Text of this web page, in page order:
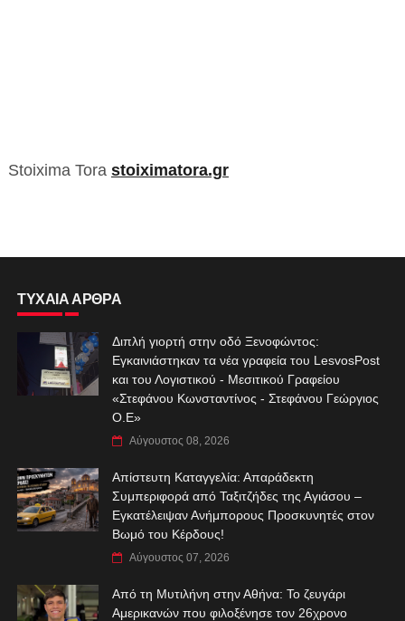
Stoixima Tora stoiximatora.gr
ΤΥΧΑΙΑ ΑΡΘΡΑ
Διπλή γιορτή στην οδό Ξενοφώντος:
Εγκαινιάστηκαν τα νέα γραφεία του LesvosPost
και του Λογιστικού - Μεσιτικού Γραφείου
«Στεφάνου Κωνσταντίνος - Στεφάνου Γεώργιος
Ο.Ε»
Αύγουστος 08, 2026
Απίστευτη Καταγγελία: Απαράδεκτη
Συμπεριφορά από Ταξιτζήδες της Αγιάσου –
Εγκατέλειψαν Ανήμπορους Προσκυνητές στον
Βωμό του Κέρδους!
Αύγουστος 07, 2026
Από τη Μυτιλήνη στην Αθήνα: Το ζευγάρι
Αμερικανών που φιλοξένησε τον 26χρονο